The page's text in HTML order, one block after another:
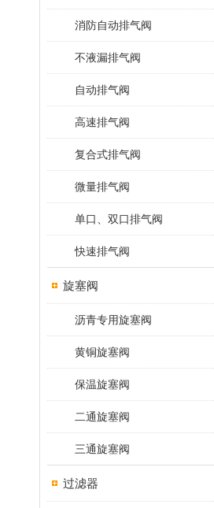
消防自动排气阀
不液漏排气阀
自动排气阀
高速排气阀
复合式排气阀
微量排气阀
单口、双口排气阀
快速排气阀
旋塞阀
沥青专用旋塞阀
黄铜旋塞阀
保温旋塞阀
二通旋塞阀
三通旋塞阀
过滤器